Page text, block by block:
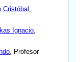
Cristóbal
Ignacio
, Profesor